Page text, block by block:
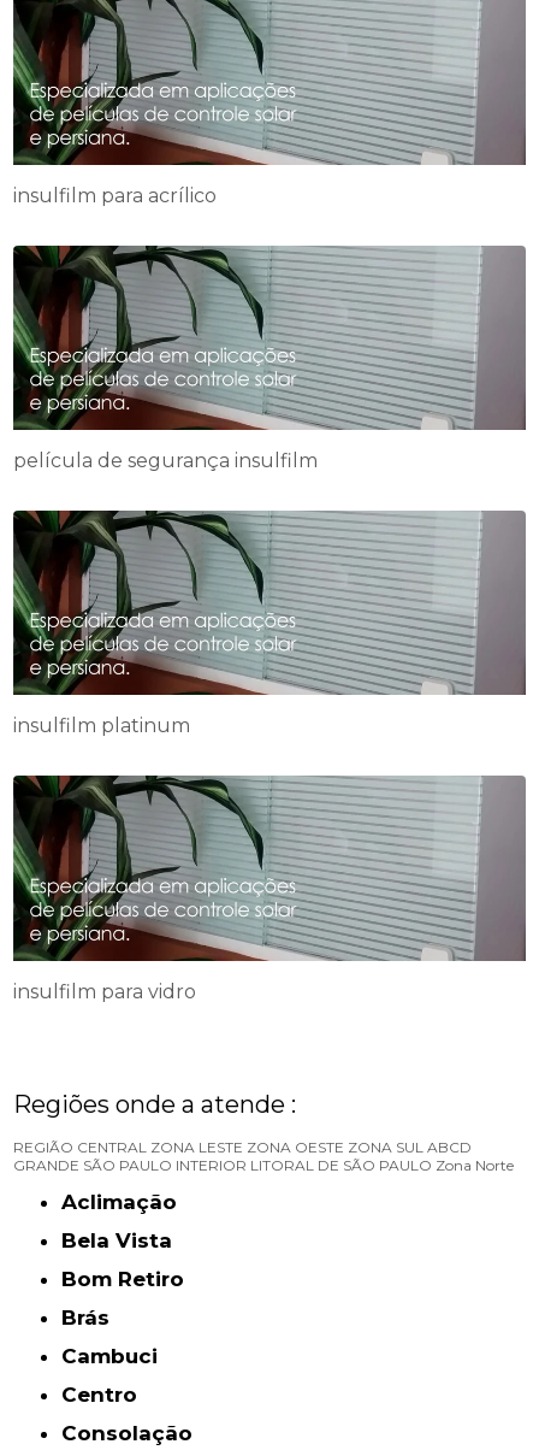
insulfilm para acrílico
película de segurança insulfilm
insulfilm platinum
insulfilm para vidro
Regiões onde a atende :
REGIÃO CENTRAL ZONA LESTE ZONA OESTE ZONA SUL ABCD
GRANDE SÃO PAULO INTERIOR LITORAL DE SÃO PAULO Zona Norte
Aclimação
Bela Vista
Bom Retiro
Brás
Cambuci
Centro
Consolação